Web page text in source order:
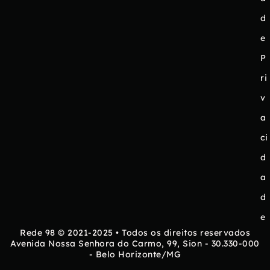
d
e
P
ri
v
a
ci
d
a
d
e
Rede 98 © 2021-2025 • Todos os direitos reservados
Avenida Nossa Senhora do Carmo, 99, Sion - 30.330-000
- Belo Horizonte/MG